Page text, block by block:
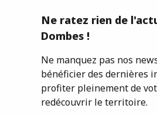
Ne ratez rien de
Dombes !
Ne manquez pas nos
bénéficier des dernières
profiter pleinement de
redécouvrir le territoire.